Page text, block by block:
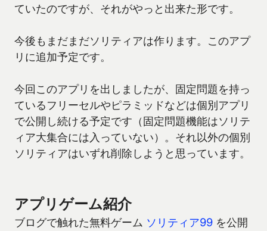
ていたのですが、それがやっと出来た形です。
今後もまだまだソリティアは作ります。このアプ
リに追加予定です。
今回このアプリを出しましたが、固定問題を持っ
ているフリーセルやピラミッドなどは個別アプリ
で公開し続ける予定です（固定問題機能はソリテ
ィア大集合には入っていない）。それ以外の個別
ソリティアはいずれ削除しようと思っています。
アプリゲーム紹介
ブログで触れた無料ゲーム ソリティア99 を公開